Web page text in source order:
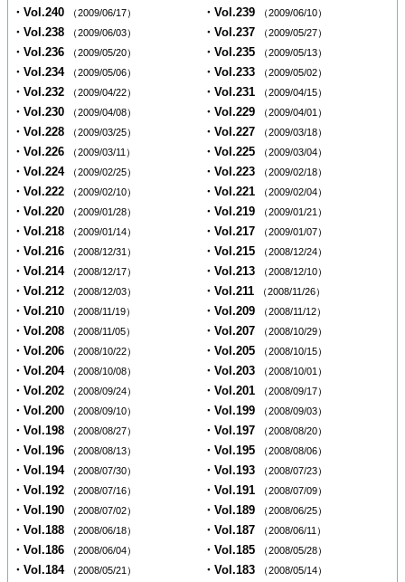
・Vol.240 （2009/06/17） ・Vol.239 （2009/06/10）
・Vol.238 （2009/06/03） ・Vol.237 （2009/05/27）
・Vol.236 （2009/05/20） ・Vol.235 （2009/05/13）
・Vol.234 （2009/05/06） ・Vol.233 （2009/05/02）
・Vol.232 （2009/04/22） ・Vol.231 （2009/04/15）
・Vol.230 （2009/04/08） ・Vol.229 （2009/04/01）
・Vol.228 （2009/03/25） ・Vol.227 （2009/03/18）
・Vol.226 （2009/03/11） ・Vol.225 （2009/03/04）
・Vol.224 （2009/02/25） ・Vol.223 （2009/02/18）
・Vol.222 （2009/02/10） ・Vol.221 （2009/02/04）
・Vol.220 （2009/01/28） ・Vol.219 （2009/01/21）
・Vol.218 （2009/01/14） ・Vol.217 （2009/01/07）
・Vol.216 （2008/12/31） ・Vol.215 （2008/12/24）
・Vol.214 （2008/12/17） ・Vol.213 （2008/12/10）
・Vol.212 （2008/12/03） ・Vol.211 （2008/11/26）
・Vol.210 （2008/11/19） ・Vol.209 （2008/11/12）
・Vol.208 （2008/11/05） ・Vol.207 （2008/10/29）
・Vol.206 （2008/10/22） ・Vol.205 （2008/10/15）
・Vol.204 （2008/10/08） ・Vol.203 （2008/10/01）
・Vol.202 （2008/09/24） ・Vol.201 （2008/09/17）
・Vol.200 （2008/09/10） ・Vol.199 （2008/09/03）
・Vol.198 （2008/08/27） ・Vol.197 （2008/08/20）
・Vol.196 （2008/08/13） ・Vol.195 （2008/08/06）
・Vol.194 （2008/07/30） ・Vol.193 （2008/07/23）
・Vol.192 （2008/07/16） ・Vol.191 （2008/07/09）
・Vol.190 （2008/07/02） ・Vol.189 （2008/06/25）
・Vol.188 （2008/06/18） ・Vol.187 （2008/06/11）
・Vol.186 （2008/06/04） ・Vol.185 （2008/05/28）
・Vol.184 （2008/05/21） ・Vol.183 （2008/05/14）